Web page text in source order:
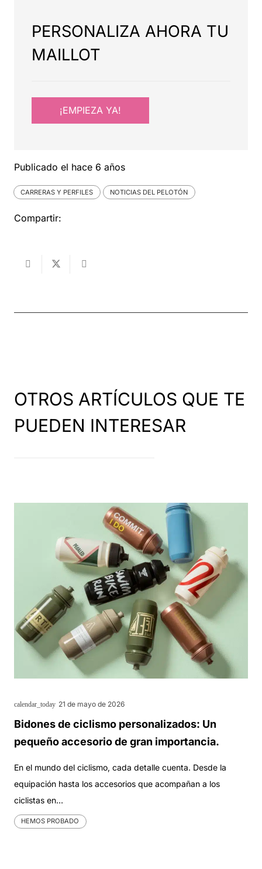
PERSONALIZA AHORA TU
MAILLOT
¡EMPIEZA YA!
Publicado el hace 6 años
CARRERAS Y PERFILES NOTICIAS DEL PELOTÓN
Compartir:
OTROS ARTÍCULOS QUE TE
PUEDEN INTERESAR
calendar_today 21 de mayo de 2026
Bidones de ciclismo personalizados: Un
pequeño accesorio de gran importancia.
En el mundo del ciclismo, cada detalle cuenta. Desde la
equipación hasta los accesorios que acompañan a los
ciclistas en…
HEMOS PROBADO